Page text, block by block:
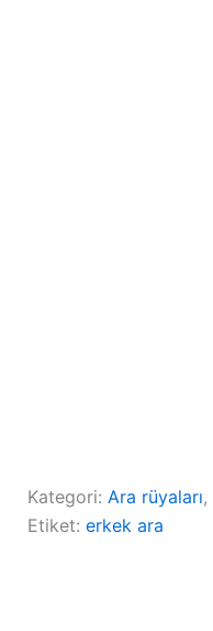
Kategori: Ara rüyaları,
Etiket: erkek ara